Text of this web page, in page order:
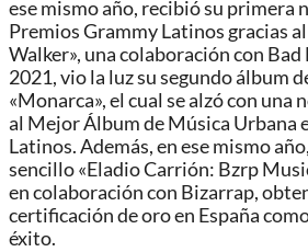
ese mismo año, recibió su primera
Premios Grammy Latinos gracias
Walker», una colaboración con Bad
2021, vio la luz su segundo álbum
«Monarca», el cual se alzó con una
al Mejor Álbum de Música Urbana
Latinos. Además, en ese mismo
sencillo «Eladio Carrión: Bzrp
en colaboración con Bizarrap,
certificación de oro en España
éxito.